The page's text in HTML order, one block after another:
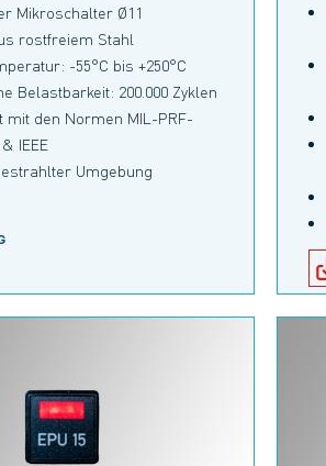
Mikroschalter Ø11
rostfreiem Stahl
-55°C bis +250°C
Belastbarkeit: 200.000 Zyklen
mit den Normen MIL-PRF-
IEEE
Umgebung